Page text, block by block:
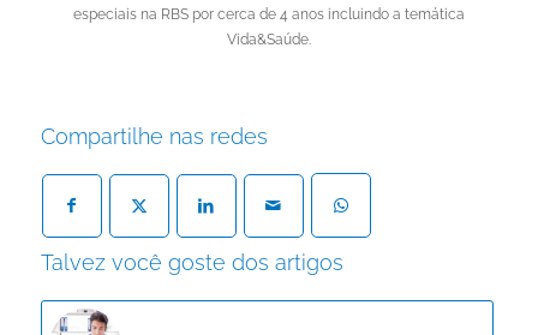
especiais na RBS por cerca de 4 anos incluindo a temática
Vida&Saúde.
Compartilhe nas redes
Talvez você goste dos artigos